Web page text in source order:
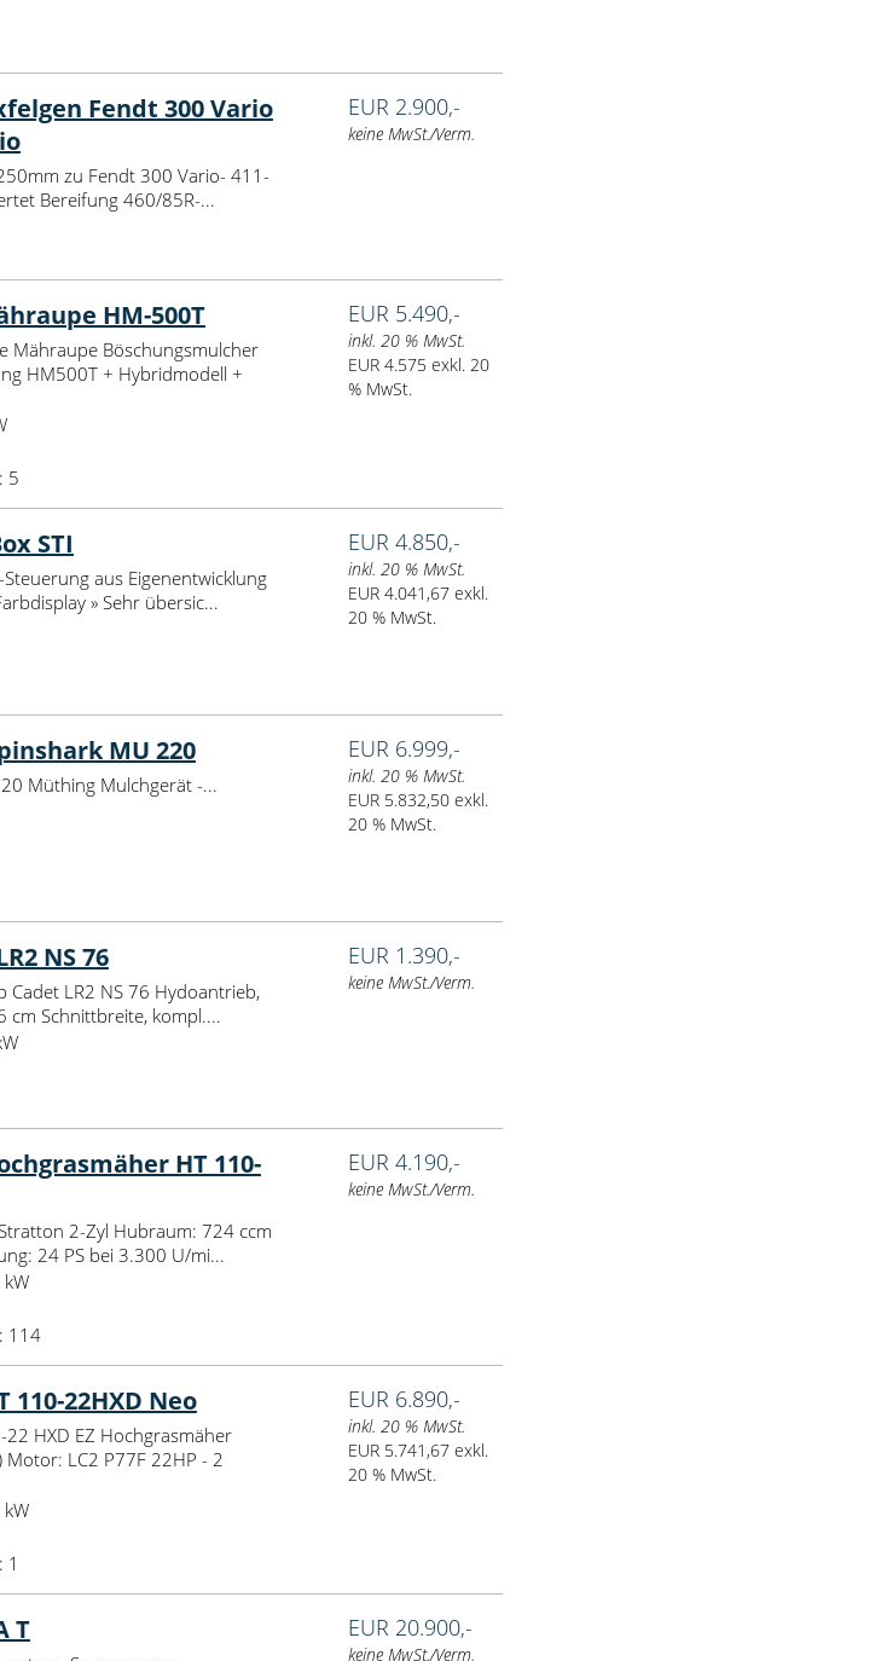
Fendt 300 Vario
zu Fendt 300 Vario- 411-
Bereifung 460/85R-...
EUR 2.900,-
keine MwSt./Verm.
HM-500T
Mähraupe Böschungsmulcher
HM500T + Hybridmodell +
5
EUR 5.490,-
inkl. 20 % MwSt.
EUR 4.575 exkl. 20
% MwSt.
STI
Steuerung aus Eigenentwicklung
» Sehr übersic...
EUR 4.850,-
inkl. 20 % MwSt.
EUR 4.041,67 exkl.
20 % MwSt.
MU 220
Müthing Mulchgerät -...
EUR 6.999,-
inkl. 20 % MwSt.
EUR 5.832,50 exkl.
20 % MwSt.
NS 76
Cadet LR2 NS 76 Hydoantrieb,
cm Schnittbreite, kompl....
EUR 1.390,-
keine MwSt./Verm.
HT 110-
2-Zyl Hubraum: 724 ccm
24 PS bei 3.300 U/mi...
114
EUR 4.190,-
keine MwSt./Verm.
110-22HXD Neo
22 HXD EZ Hochgrasmäher
Motor: LC2 P77F 22HP - 2
1
EUR 6.890,-
inkl. 20 % MwSt.
EUR 5.741,67 exkl.
20 % MwSt.
T EUR 20.900,-
keine MwSt./Verm.